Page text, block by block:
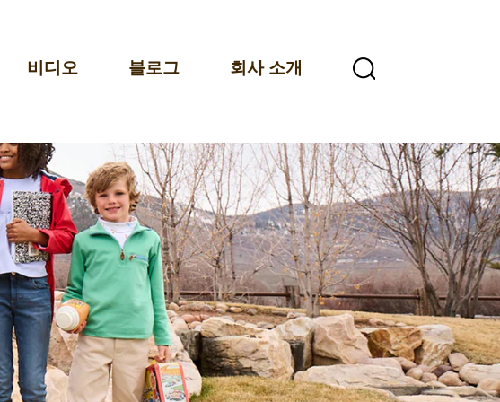
비디오 블로그 회사 소개